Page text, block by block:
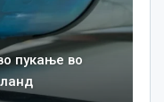
пукање во